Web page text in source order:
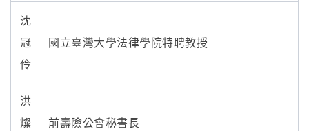
沈
冠
伶
國立臺灣大學法律學院特聘教授
洪
燦
前壽險公會秘書長